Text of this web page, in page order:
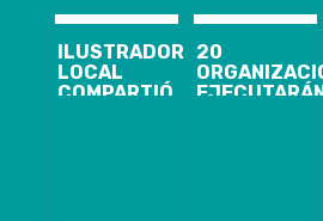
ILUSTRADOR
LOCAL
COMPARTIÓ
20